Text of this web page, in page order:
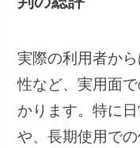
実際の利用者か
性など、実用面
かります。特に
や、長期使用で